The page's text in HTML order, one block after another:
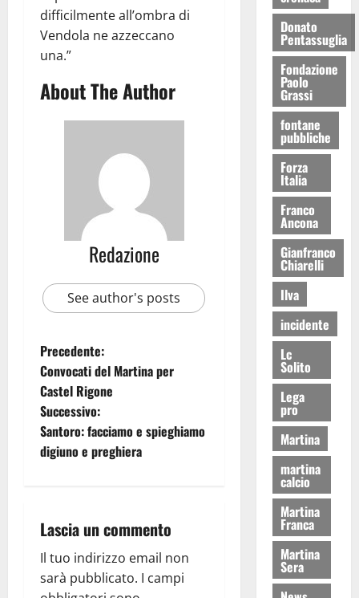
difficilmente all’ombra di
Vendola ne azzeccano
una.”
About The Author
Redazione
See author's posts
Precedente:
Convocati del Martina per
Castel Rigone
Successivo:
Santoro: facciamo e spieghiamo
digiuno e preghiera
Lascia un commento
Il tuo indirizzo email non
sarà pubblicato. I campi
Donato
Pentassuglia
Fondazione
Paolo
Grassi
fontane
pubbliche
Forza
Italia
Franco
Ancona
Gianfranco
Chiarelli
Ilva
incidente
Lc
Solito
Lega
pro
Martina
martina
calcio
Martina
Franca
Martina
Sera